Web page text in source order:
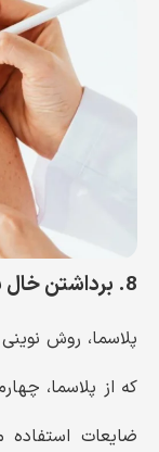
8. برداشتن خال با پلاسما
پلاسما، روش
که از پلاسما،
ضایعات استفاده